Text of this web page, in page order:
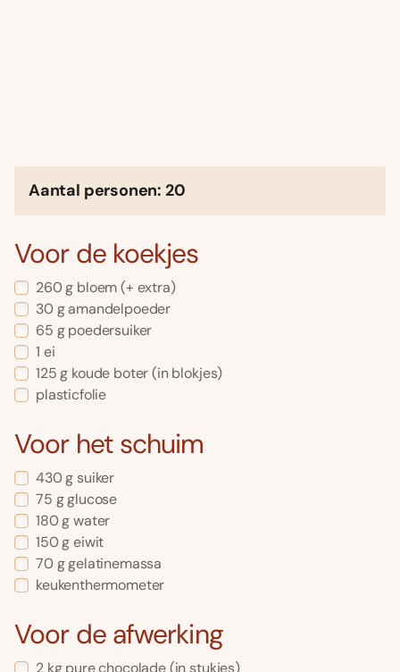
Aantal personen: 20
Voor de koekjes
260 g bloem (+ extra)
30 g amandelpoeder
65 g poedersuiker
1 ei
125 g koude boter (in blokjes)
plasticfolie
Voor het schuim
430 g suiker
75 g glucose
180 g water
150 g eiwit
70 g gelatinemassa
keukenthermometer
Voor de afwerking
2 kg pure chocolade (in stukjes)